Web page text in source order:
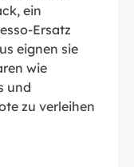
ein
Ersatz
eignen sie
wie
und
zu verleihen